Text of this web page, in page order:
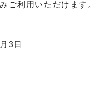
ご利用いただけます。
3日